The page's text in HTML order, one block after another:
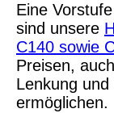
Eine
sind unsere
C140 sowie
Preisen,
Lenkung
ermöglichen.